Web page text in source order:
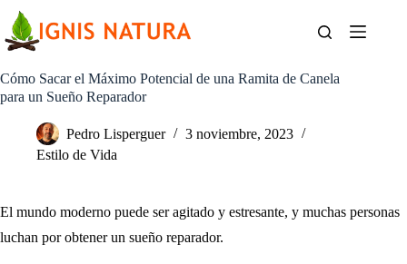
contenido
Cómo Sacar el Máximo Potencial de una Ramita de Canela
para un Sueño Reparador
Pedro Lisperguer
3 noviembre, 2023
Estilo de Vida
El mundo moderno puede ser agitado y estresante, y muchas personas
luchan por obtener un sueño reparador.